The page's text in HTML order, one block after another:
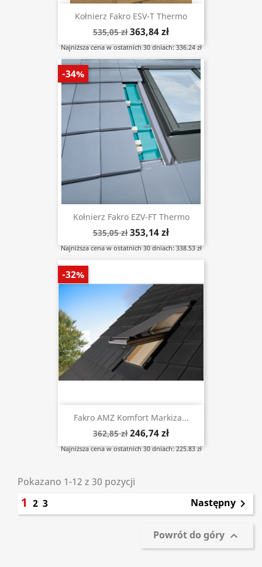
Kołnierz Fakro ESV-T Thermo
535,05 zł 363,84 zł
Najniższa cena w ostatnich 30 dniach: 336.24 zł
Kołnierz Fakro EZV-FT Thermo
535,05 zł 353,14 zł
Najniższa cena w ostatnich 30 dniach: 338.53 zł
-34%
Fakro AMZ Komfort Markiza...
362,85 zł 246,74 zł
Najniższa cena w ostatnich 30 dniach: 225.83 zł
-32%
Pokazano 1-12 z 30 pozycji
1 2 3 Następny 
Powrót do góry 